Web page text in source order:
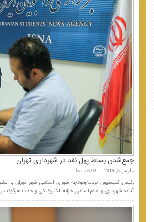
جمع‌شدن بساط پول نقد در شهرداری تهران
مارس 5, 2019 6:02 ب.ظ
رئیس کمیسیون برنامه‌وبودجه شورای اسلامی شهر تهران با
آینده شهرداری و اعلام استقرار خزانه الکترونیکی و حذف هرگونه